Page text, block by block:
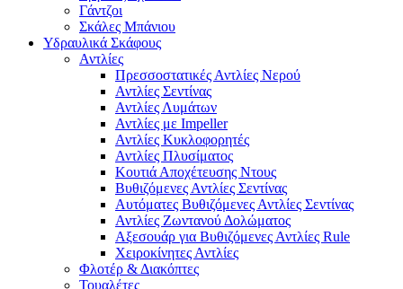
Γάντζοι
Σκάλες Μπάνιου
Υδραυλικά Σκάφους
Αντλίες
Πρεσσοστατικές Αντλίες Νερού
Αντλίες Σεντίνας
Αντλίες Λυμάτων
Αντλίες με Impeller
Αντλίες Κυκλοφορητές
Αντλίες Πλυσίματος
Κουτιά Αποχέτευσης Ντους
Βυθιζόμενες Αντλίες Σεντίνας
Αυτόματες Βυθιζόμενες Αντλίες Σεντίνας
Αντλίες Ζωντανού Δολώματος
Αξεσουάρ για Βυθιζόμενες Αντλίες Rule
Χειροκίνητες Αντλίες
Φλοτέρ & Διακόπτες
Τουαλέτες